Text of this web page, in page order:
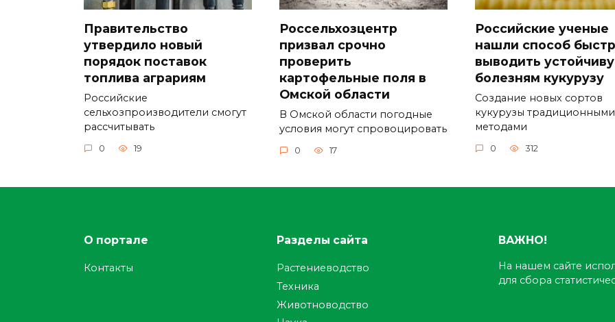
Правительство
утвердило новый
порядок поставок
топлива аграриям
Российские
сельхозпроизводители смогут
рассчитывать
0 19
Россельхозцентр
призвал срочно
проверить
картофельные поля в
Омской области
В Омской области погодные
условия могут спровоцировать
0 17
Российские ученые
нашли способ
выводить
болезням кукурузу
Создание новых сортов
кукурузы традиционными
методами
0 312
О портале
Контакты
Разделы сайта
Растениеводство
Техника
Животноводство
ВАЖНО!
На нашем сайте
для сбора